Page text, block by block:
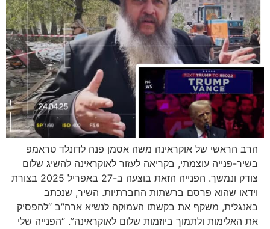
הרב הראשי של אוקראינה משה אסמן פנה לדונלד טראמפ
בשיר-פנייה עוצמתי, בקריאה לעזור לאוקראינה להשיג שלום
צודק ונמשך. הפנייה הזאת בוצעה ב-27 באפריל 2025 בצורת
וידאו שהוא פרסם ברשתות החברתיות. השיר, שנכתב
באנגלית, משקף את בקשתו העמוקה לנשיא ארה”ב “להפסיק
את האלימות ולתמוך ביוזמות שלום לאוקראינה”. “הפנייה שלי